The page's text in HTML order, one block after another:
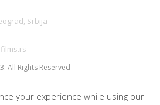
Srbija
All Rights Reserved
your experience while using our